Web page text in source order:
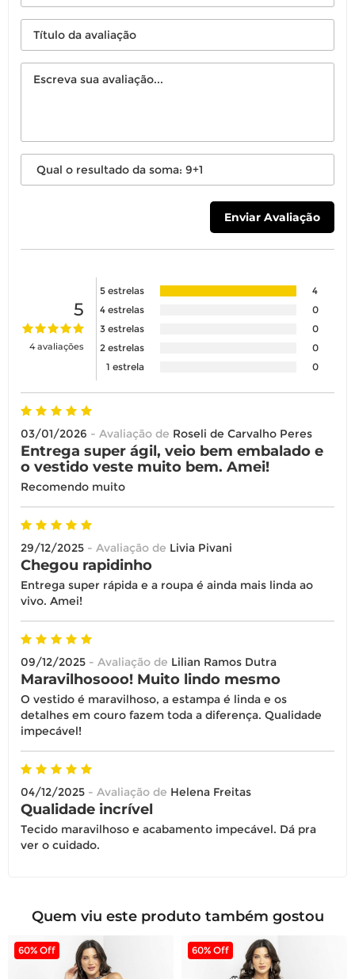
Você pode devolver este
produto gratuitamente.
Você possui até 07 dias corridos, após o
a troca ou devolução caso seu produto
É importante revisar as
devolução.
5
4 avaliações
5 estrelas
4
4 estrelas
0
3 estrelas
0
2 estrelas
0
1 estrela
0
03/01/2026 - Avaliação de Roseli de Carvalho Peres
Entrega super ágil, veio bem embalado e
o vestido veste muito bem. Amei!
Recomendo muito
29/12/2025 - Avaliação de Livia Pivani
Chegou rapidinho
Entrega super rápida e a roupa é ainda mais linda ao
vivo. Amei!
09/12/2025 - Avaliação de Lilian Ramos Dutra
Maravilhosooo! Muito lindo mesmo
O vestido é maravilhoso, a estampa é linda e os
detalhes em couro fazem toda a diferença. Qualidade
impecável!
04/12/2025 - Avaliação de Helena Freitas
Qualidade incrível
Tecido maravilhoso e acabamento impecável. Dá pra
ver o cuidado.
Quem viu este produto também gostou
60% Off 60% Off